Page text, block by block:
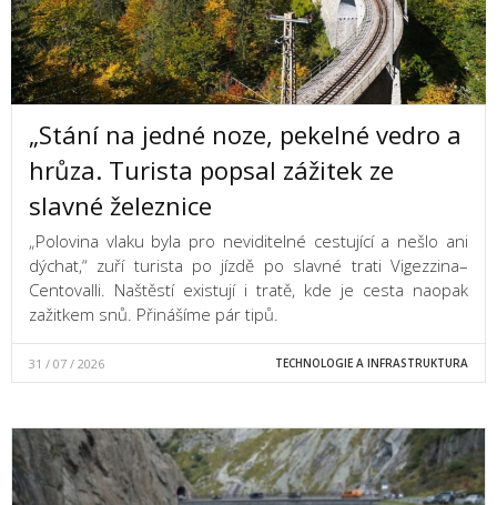
„Stání na jedné noze, pekelné vedro a
hrůza. Turista popsal zážitek ze
slavné železnice
„Polovina vlaku byla pro neviditelné cestující a nešlo ani
dýchat,“ zuří turista po jízdě po slavné trati Vigezzina–
Centovalli. Naštěstí existují i tratě, kde je cesta naopak
zažitkem snů. Přinášíme pár tipů.
31 / 07 / 2026 TECHNOLOGIE A INFRASTRUKTURA